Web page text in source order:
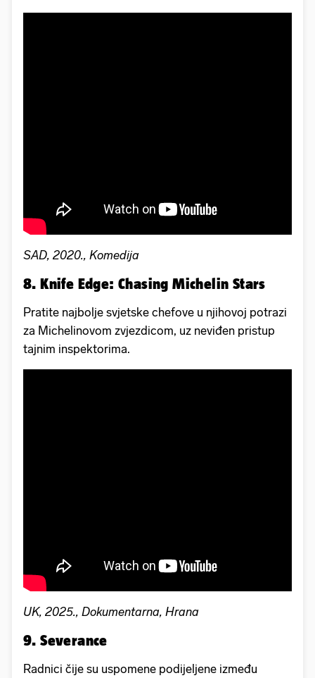
SAD, 2020., Komedija
8. Knife Edge: Chasing Michelin Stars
Pratite najbolje svjetske chefove u njihovoj potrazi
za Michelinovom zvjezdicom, uz neviđen pristup
tajnim inspektorima.
UK, 2025., Dokumentarna, Hrana
9. Severance
Radnici čije su uspomene podijeljene između